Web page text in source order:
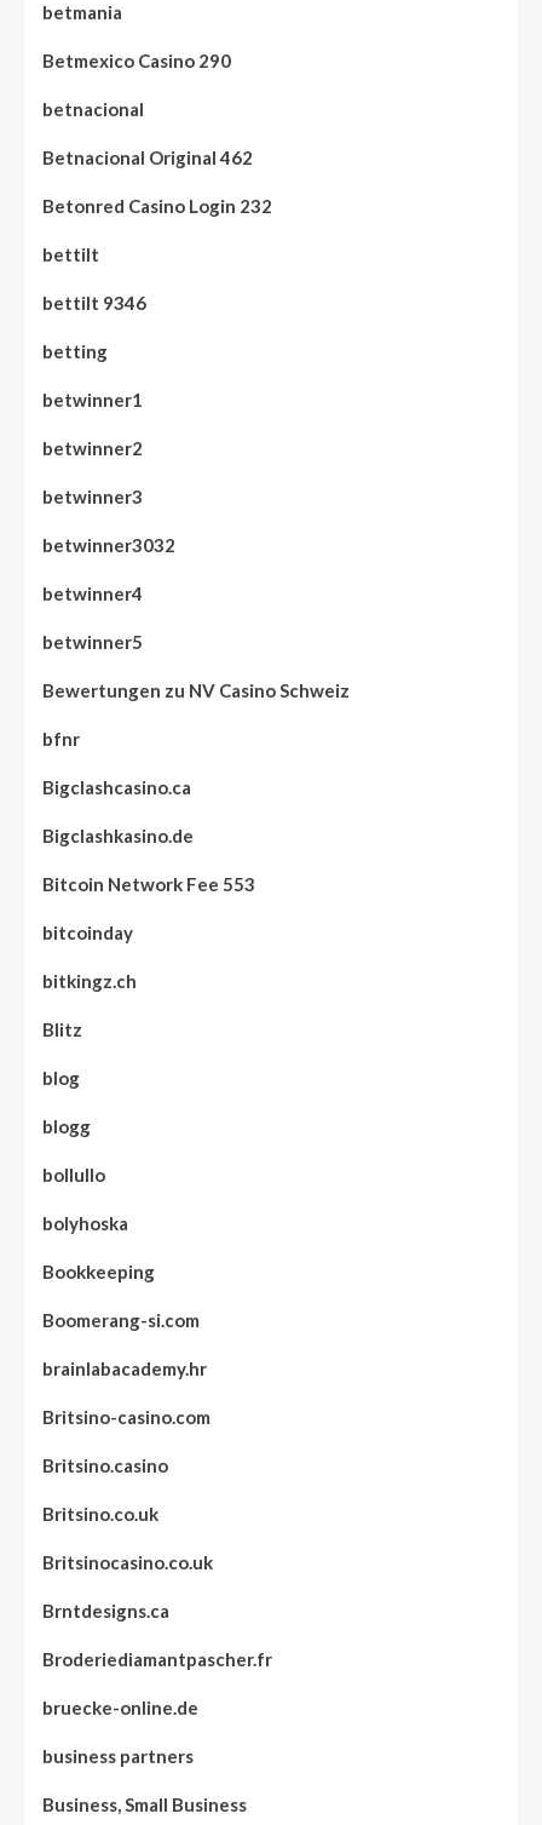
betmania
Betmexico Casino 290
betnacional
Betnacional Original 462
Betonred Casino Login 232
bettilt
bettilt 9346
betting
betwinner1
betwinner2
betwinner3
betwinner3032
betwinner4
betwinner5
Bewertungen zu NV Casino Schweiz
bfnr
Bigclashcasino.ca
Bigclashkasino.de
Bitcoin Network Fee 553
bitcoinday
bitkingz.ch
Blitz
blog
blogg
bollullo
bolyhoska
Bookkeeping
Boomerang-si.com
brainlabacademy.hr
Britsino-casino.com
Britsino.casino
Britsino.co.uk
Britsinocasino.co.uk
Brntdesigns.ca
Broderiediamantpascher.fr
bruecke-online.de
business partners
Business, Small Business